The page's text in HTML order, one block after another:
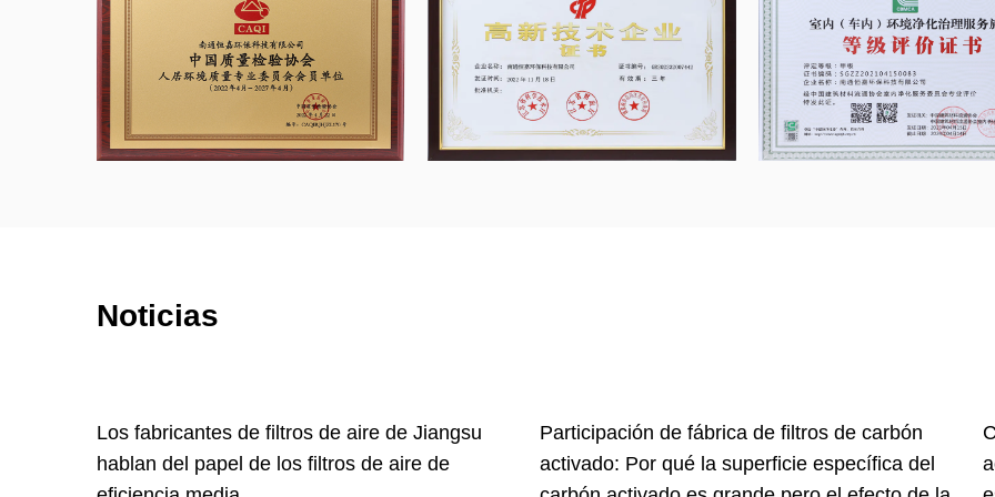
nuestros clientes.
Noticias
Participación de fábrica de filtros de carbón
activado: Por qué la superficie específica del
Compartir la fábrica de filtros de carbón
activado de Shanghai: ¿Cuál es la superficie